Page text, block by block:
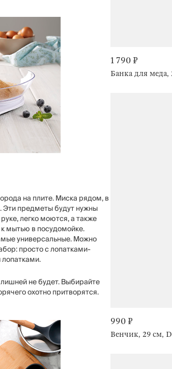
1 790 ₽
Банка для меда,
990 ₽
Венчик, 29 см,
на плите. Миска рядом, в
Эти предметы будут нужны
легко моются, а также
мытью в посудомойке.
универсальные. Можно
просто с лопатками-
лишней не будет. Выбирайте
охотно притворятся.